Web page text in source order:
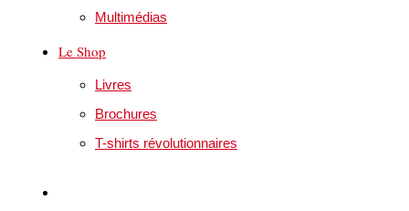
Multimédias
Le Shop
Livres
Brochures
T-shirts révolutionnaires